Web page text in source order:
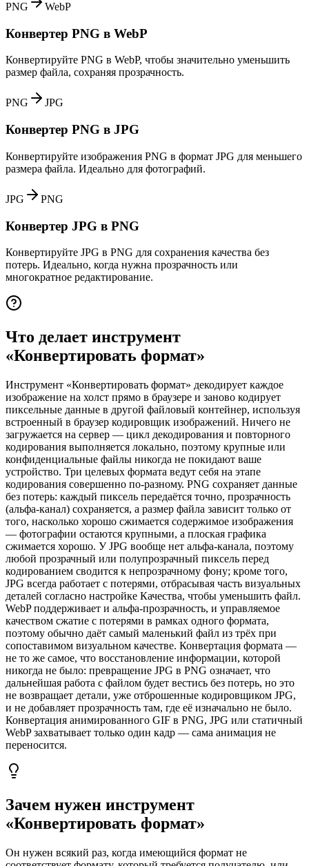
PNG WebP
Конвертер PNG в WebP
Конвертируйте PNG в WebP, чтобы значительно уменьшить
размер файла, сохраняя прозрачность.
PNG JPG
Конвертер PNG в JPG
Конвертируйте изображения PNG в формат JPG для меньшего
размера файла. Идеально для фотографий.
JPG PNG
Конвертер JPG в PNG
Конвертируйте JPG в PNG для сохранения качества без
потерь. Идеально, когда нужна прозрачность или
многократное редактирование.
Что делает инструмент
«Конвертировать формат»
Инструмент «Конвертировать формат» декодирует каждое
изображение на холст прямо в браузере и заново кодирует
пиксельные данные в другой файловый контейнер, используя
встроенный в браузер кодировщик изображений. Ничего не
загружается на сервер — цикл декодирования и повторного
кодирования выполняется локально, поэтому крупные или
конфиденциальные файлы никогда не покидают ваше
устройство. Три целевых формата ведут себя на этапе
кодирования совершенно по-разному. PNG сохраняет данные
без потерь: каждый пиксель передаётся точно, прозрачность
(альфа-канал) сохраняется, а размер файла зависит только от
того, насколько хорошо сжимается содержимое изображения
— фотографии остаются крупными, а плоская графика
сжимается хорошо. У JPG вообще нет альфа-канала, поэтому
любой прозрачный или полупрозрачный пиксель перед
кодированием сводится к непрозрачному фону; кроме того,
JPG всегда работает с потерями, отбрасывая часть визуальных
деталей согласно настройке Качества, чтобы уменьшить файл.
WebP поддерживает и альфа-прозрачность, и управляемое
качеством сжатие с потерями в рамках одного формата,
поэтому обычно даёт самый маленький файл из трёх при
сопоставимом визуальном качестве. Конвертация формата —
не то же самое, что восстановление информации, которой
никогда не было: превращение JPG в PNG означает, что
дальнейшая работа с файлом будет вестись без потерь, но это
не возвращает детали, уже отброшенные кодировщиком JPG,
и не добавляет прозрачность там, где её изначально не было.
Конвертация анимированного GIF в PNG, JPG или статичный
WebP захватывает только один кадр — сама анимация не
переносится.
Зачем нужен инструмент
«Конвертировать формат»
Он нужен всякий раз, когда имеющийся формат не